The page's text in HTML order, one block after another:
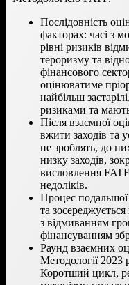
Послідовність
факторах: часі з
рівні ризиків
тероризму та
фінансового
оцінюватиме
найбільш
ризиками та
Після взаємної
вжити заходів та
не зроблять, до
низку заходів,
висловлення
недоліків.
Процес подальшої
та
з відмиванням
фінансуванням
Раунд взаємних
Методології 2023
Коротший цикл,